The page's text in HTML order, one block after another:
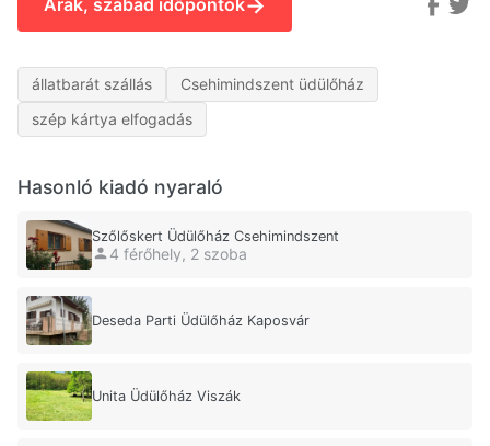
Árak, szabad időpontok
állatbarát szállás
Csehimindszent üdülőház
szép kártya elfogadás
Hasonló kiadó nyaraló
Szőlőskert Üdülőház Csehimindszent
4 férőhely, 2 szoba
Deseda Parti Üdülőház Kaposvár
Unita Üdülőház Viszák